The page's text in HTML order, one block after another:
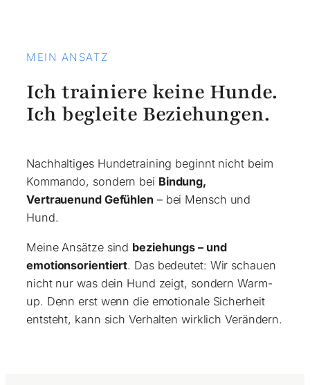
MEIN ANSATZ
Ich trainiere keine Hunde.
Ich begleite Beziehungen.
Nachhaltiges Hundetraining beginnt nicht beim
Kommando, sondern bei Bindung,
Vertrauenund Gefühlen – bei Mensch und
Hund.
Meine Ansätze sind beziehungs – und
emotionsorientiert. Das bedeutet: Wir schauen
nicht nur was dein Hund zeigt, sondern Warm-
up. Denn erst wenn die emotionale Sicherheit
entsteht, kann sich Verhalten wirklich Verändern.